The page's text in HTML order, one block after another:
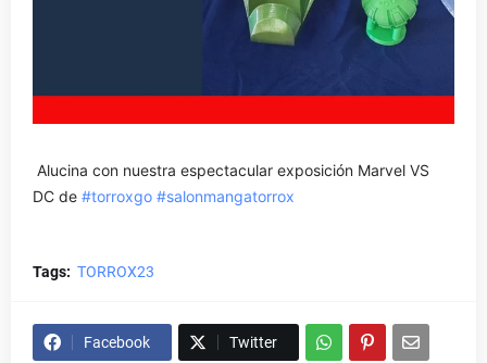
Alucina con nuestra espectacular exposición Marvel VS
DC de #torroxgo #salonmangatorrox
Tags: TORROX23
Facebook Twitter